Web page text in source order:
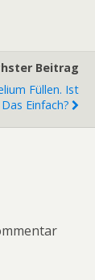
Beitrag
Füllen. Ist
Das Einfach?